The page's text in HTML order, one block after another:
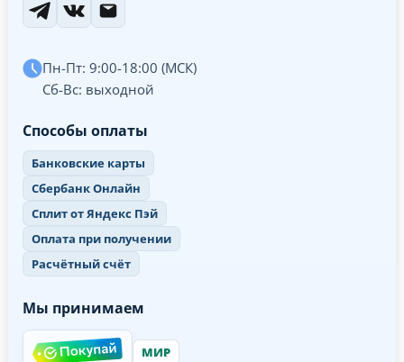
Пн-Пт: 9:00-18:00 (МСК)
Сб-Вс: выходной
Способы оплаты
Банковские карты
Сбербанк Онлайн
Сплит от Яндекс Пэй
Оплата при получении
Расчётный счёт
Мы принимаем
МИР